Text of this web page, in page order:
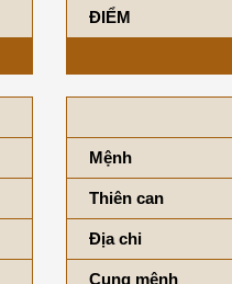
ĐIỂM
Mệnh
Thiên can
Địa chi
Cung mệnh